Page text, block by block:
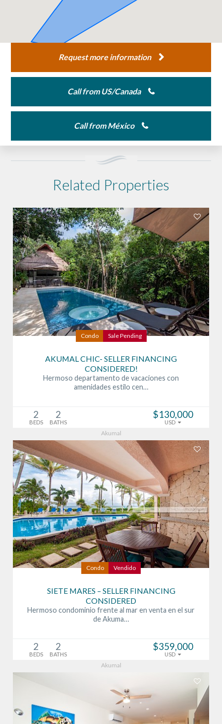
Request more information
Call from US/Canada
Call from México
Related Properties
Condo Sale Pending
AKUMAL CHIC- SELLER FINANCING
CONSIDERED!
Hermoso departamento de vacaciones con
amenidades estilo cen…
2
BEDS
2
BATHS
$130,000
USD
Akumal
Condo Vendido
SIETE MARES – SELLER FINANCING
CONSIDERED
Hermoso condominio frente al mar en venta en el sur
de Akuma…
2
BEDS
2
BATHS
$359,000
USD
Akumal